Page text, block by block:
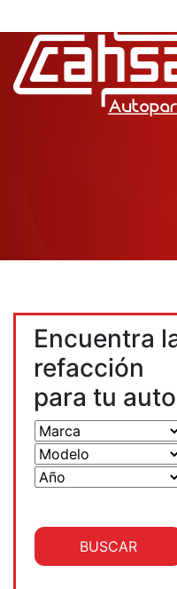
Encuentra
refacción
para tu auto